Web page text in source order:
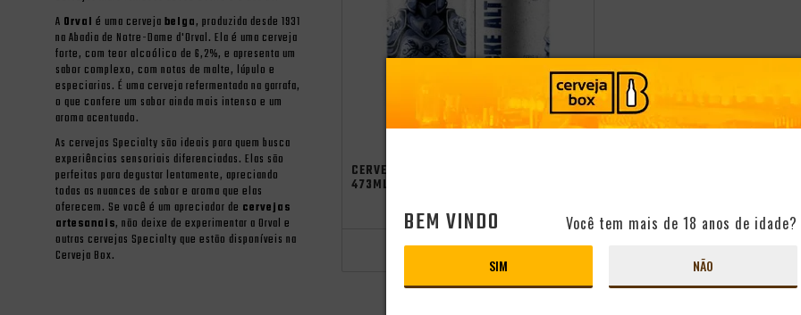
A Orval é uma cerveja belga, produzida desde 1931
na Abadia de Notre-Dame d'Orval. Ela é uma cerveja
forte, com teor alcoólico de 6,2%, e apresenta um
sabor complexo, com notas de malte, lúpulo e
especiarias. É uma cerveja refermentada na garrafa,
o que confere um sabor ainda mais intenso e um
aroma acentuado.
As cervejas Specialty são ideais para quem busca
experiências sensoriais diferenciadas. Elas são
perfeitas para degustar lentamente, apreciando
todas as nuances de sabor e aroma que elas
oferecem. Se você é um apreciador de cervejas
artesanais, não deixe de experimentar a Orval e
outras cervejas Specialty que estão disponíveis na
Cerveja Box.
CERVEJA DOGMA STICKE AL
473ML
BEM VINDO Você tem mais de 18 anos de idade?
SIM NÃO